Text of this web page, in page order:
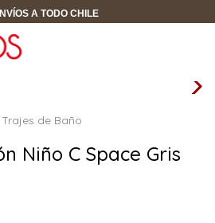
A TODO CHILE
Trajes de Baño
Niño C Space Gris